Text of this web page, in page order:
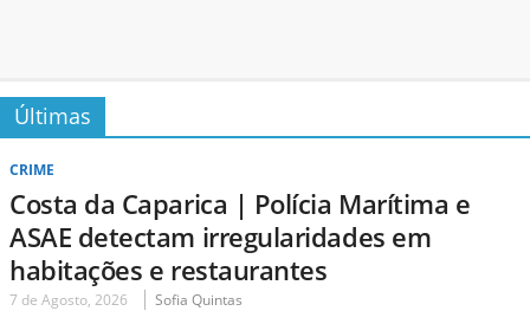
Últimas
CRIME
Costa da Caparica | Polícia Marítima e
ASAE detectam irregularidades em
habitações e restaurantes
7 de Agosto, 2026 Sofia Quintas